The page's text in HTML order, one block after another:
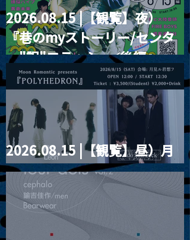
2026.08.15 |【観覧】夜）
『巷のmyストーリー/センタ
ー"訳"フラッシュ⚡️後編』
2026.08.15 |【観覧】昼）月
見ルpre.『POLYHEDRON』